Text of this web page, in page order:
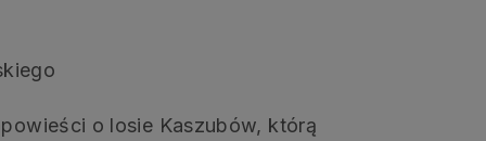
o losie Kaszubów, którą